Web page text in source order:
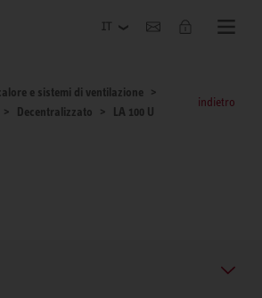
e sistemi di ventilazione
Decentralizzato LA 100 U
indietro